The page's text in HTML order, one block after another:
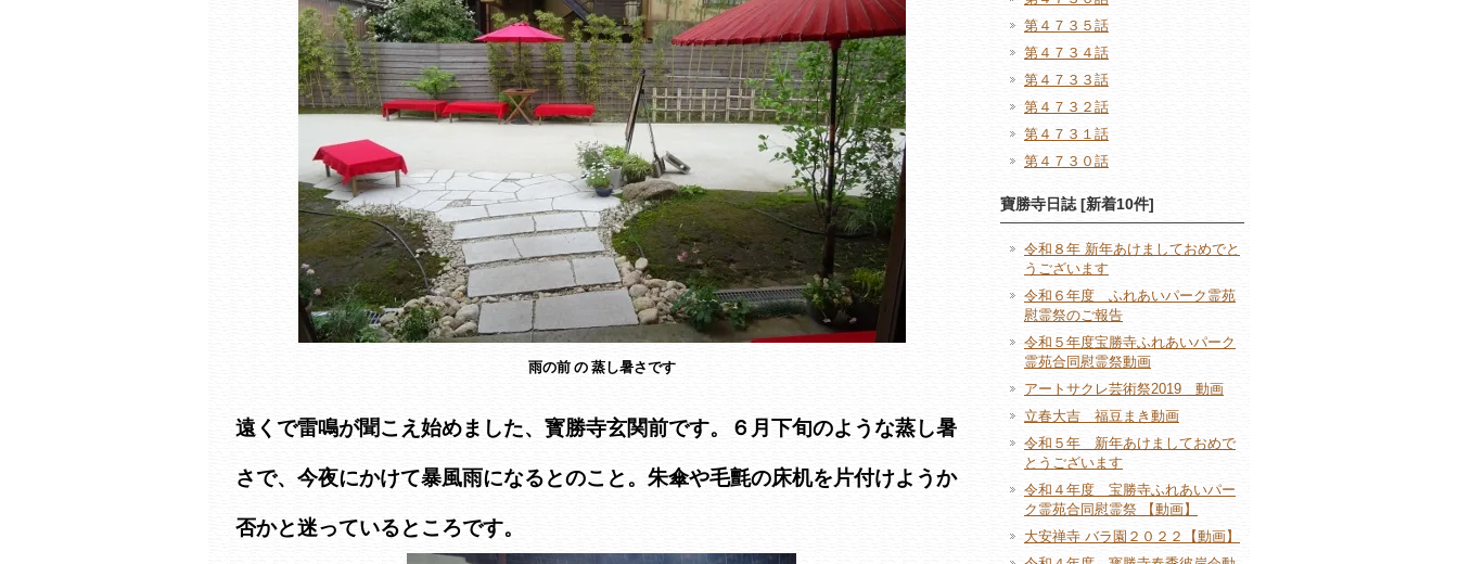
雨の前 の 蒸し暑さです
遠くで雷鳴が聞こえ始めました、寳勝寺玄関前です。６月下旬のような蒸し暑
さで、今夜にかけて暴風雨になるとのこと。朱傘や毛氈の床机を片付けようか
否かと迷っているところです。
第４７３５話
第４７３４話
第４７３３話
第４７３２話
第４７３１話
第４７３０話
寶勝寺日誌 [新着10件]
令和８年 新年あけましておめでと
うございます
令和６年度 ふれあいパーク霊苑
慰霊祭のご報告
令和５年度宝勝寺ふれあいパーク
霊苑合同慰霊祭動画
アートサクレ芸術祭2019 動画
立春大吉 福豆まき動画
令和５年 新年あけましておめで
とうございます
令和４年度 宝勝寺ふれあいパー
ク霊苑合同慰霊祭 【動画】
大安禅寺 バラ園２０２２【動画】